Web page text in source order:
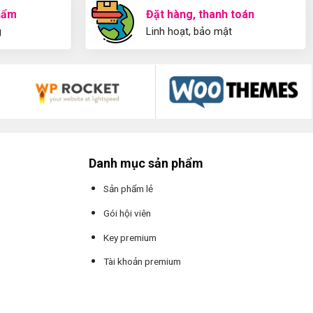
Đặt hàng, thanh toán
Linh hoạt, bảo mật
Danh mục sản phẩm
Sản phẩm lẻ
Gói hội viên
Key premium
Tài khoản premium